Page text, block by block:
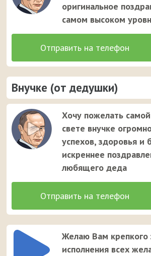
оригинальное
самом высоком
Внучке (от дедушки)
Хочу пожелать
свете внучке
успехов, здоровья и
искреннее
любящего деда
Желаю Вам крепкого
исполнения всех